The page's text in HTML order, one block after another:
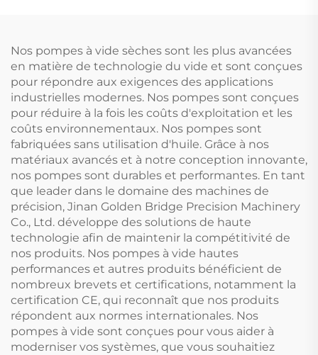
Nos pompes à vide sèches sont les plus avancées
en matière de technologie du vide et sont conçues
pour répondre aux exigences des applications
industrielles modernes. Nos pompes sont conçues
pour réduire à la fois les coûts d'exploitation et les
coûts environnementaux. Nos pompes sont
fabriquées sans utilisation d'huile. Grâce à nos
matériaux avancés et à notre conception innovante,
nos pompes sont durables et performantes. En tant
que leader dans le domaine des machines de
précision, Jinan Golden Bridge Precision Machinery
Co., Ltd. développe des solutions de haute
technologie afin de maintenir la compétitivité de
nos produits. Nos pompes à vide hautes
performances et autres produits bénéficient de
nombreux brevets et certifications, notamment la
certification CE, qui reconnaît que nos produits
répondent aux normes internationales. Nos
pompes à vide sont conçues pour vous aider à
moderniser vos systèmes, que vous souhaitiez